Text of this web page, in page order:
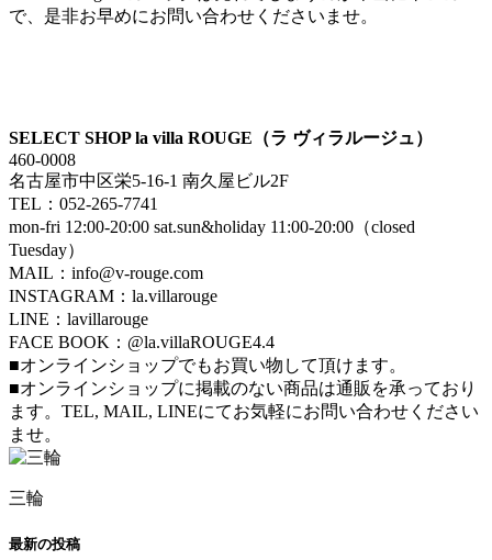
で、是非お早めにお問い合わせくださいませ。
SELECT SHOP la villa ROUGE（ラ ヴィラルージュ）
460-0008
名古屋市中区栄5-16-1 南久屋ビル2F
TEL：052-265-7741
mon-fri 12:00-20:00 sat.sun&holiday 11:00-20:00（closed
Tuesday）
MAIL：info@v-rouge.com
INSTAGRAM：la.villarouge
LINE：lavillarouge
FACE BOOK：@la.villaROUGE4.4
■オンラインショップでもお買い物して頂けます。
■オンラインショップに掲載のない商品は通販を承っており
ます。TEL, MAIL, LINEにてお気軽にお問い合わせください
ませ。
三輪
最新の投稿